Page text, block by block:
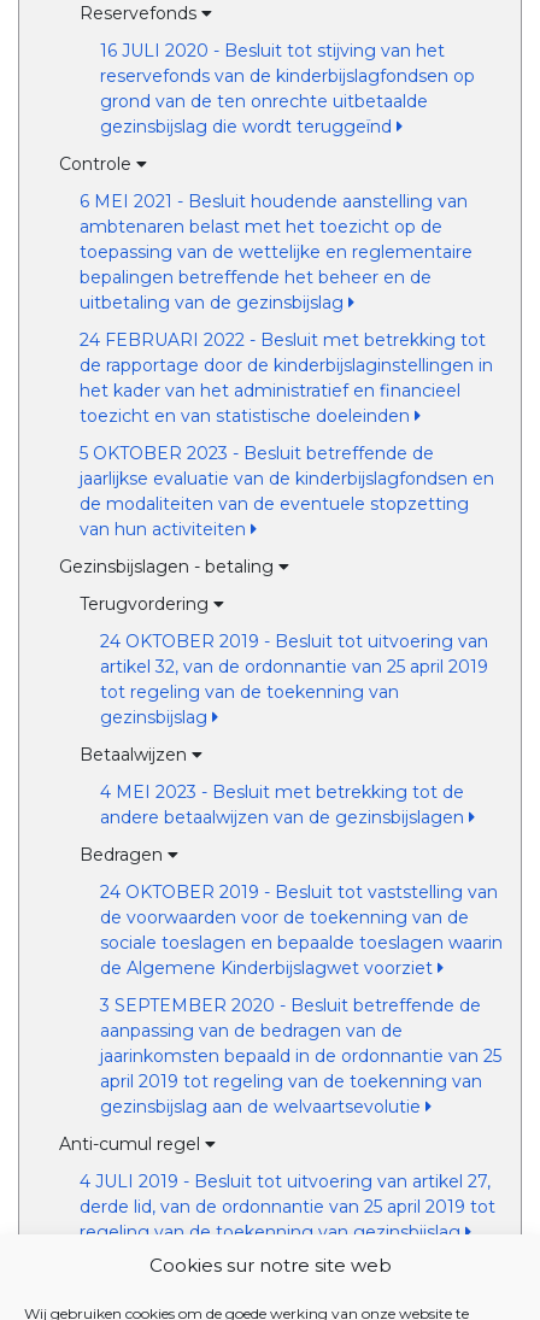
Cookies sur notre site web
Wij gebruiken cookies om de goede werking van onze website te
Reservefonds
16 JULI 2020 - Besluit tot stijving van het
reservefonds van de kinderbijslagfondsen op
grond van de ten onrechte uitbetaalde
gezinsbijslag die wordt teruggeïnd
Controle
6 MEI 2021 - Besluit houdende aanstelling van
ambtenaren belast met het toezicht op de
toepassing van de wettelijke en reglementaire
bepalingen betreffende het beheer en de
uitbetaling van de gezinsbijslag
24 FEBRUARI 2022 - Besluit met betrekking tot
de rapportage door de kinderbijslaginstellingen in
het kader van het administratief en financieel
toezicht en van statistische doeleinden
5 OKTOBER 2023 - Besluit betreffende de
jaarlijkse evaluatie van de kinderbijslagfondsen en
de modaliteiten van de eventuele stopzetting
van hun activiteiten
Gezinsbijslagen - betaling
Terugvordering
24 OKTOBER 2019 - Besluit tot uitvoering van
artikel 32, van de ordonnantie van 25 april 2019
tot regeling van de toekenning van
gezinsbijslag
Betaalwijzen
4 MEI 2023 - Besluit met betrekking tot de
andere betaalwijzen van de gezinsbijslagen
Bedragen
24 OKTOBER 2019 - Besluit tot vaststelling van
de voorwaarden voor de toekenning van de
sociale toeslagen en bepaalde toeslagen waarin
de Algemene Kinderbijslagwet voorziet
3 SEPTEMBER 2020 - Besluit betreffende de
aanpassing van de bedragen van de
jaarinkomsten bepaald in de ordonnantie van 25
april 2019 tot regeling van de toekenning van
gezinsbijslag aan de welvaartsevolutie
Anti-cumul regel
4 JULI 2019 - Besluit tot uitvoering van artikel 27,
derde lid, van de ordonnantie van 25 april 2019 tot
regeling van de toekenning van gezinsbijslag
Omzendbrieven van het Verenigd College
Omzendbrieven van de Dienst